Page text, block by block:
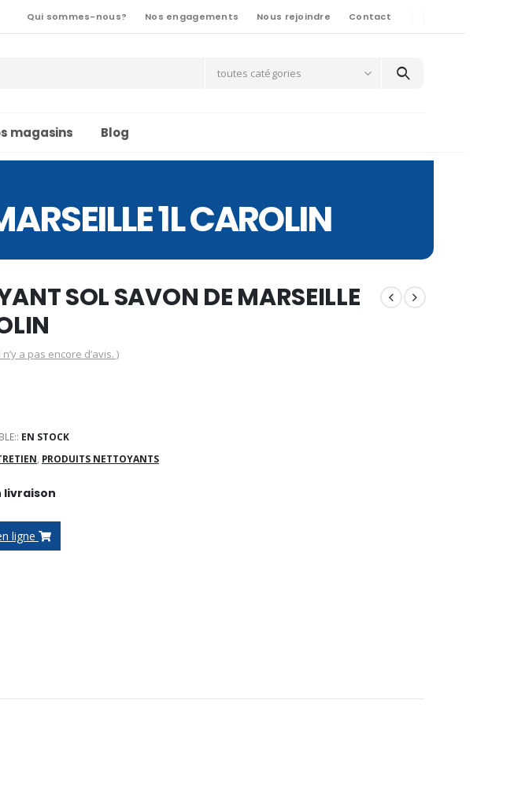
Qui sommes-nous? Nos engagements Nous rejoindre Contact
toutes catégories
magasins Blog
1L CAROLIN
SOL SAVON DE MARSEILLE
n’y a pas encore d’avis. )
EN STOCK
, PRODUITS NETTOYANTS
livraison
ligne